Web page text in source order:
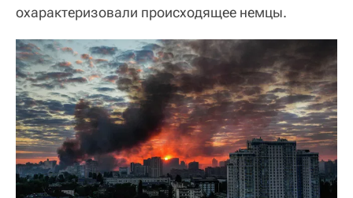
охарактеризовали происходящее немцы.